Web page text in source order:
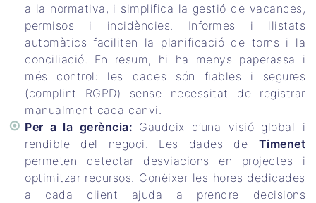
a la normativa, i simplifica la gestió de vacances,
permisos i incidències. Informes i llistats
automàtics faciliten la planificació de torns i la
conciliació. En resum, hi ha menys paperassa i
més control: les dades són fiables i segures
(complint RGPD) sense necessitat de registrar
manualment cada canvi.
Per a la gerència: Gaudeix d’una visió global i
rendible del negoci. Les dades de Timenet
permeten detectar desviacions en projectes i
optimitzar recursos. Conèixer les hores dedicades
a cada client ajuda a prendre decisions